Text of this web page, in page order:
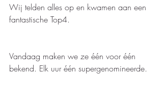
Wij telden alles op en kwamen aan een
fantastische Top4.
Vandaag maken we ze één voor één
bekend. Elk uur één supergenomineerde.